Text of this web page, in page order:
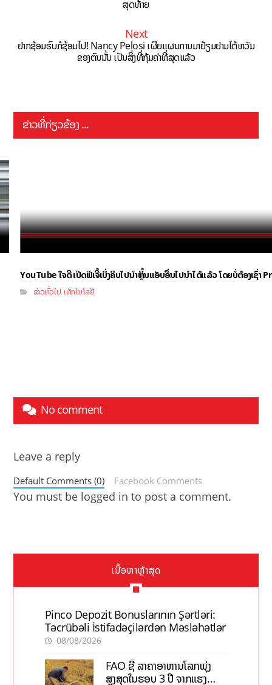
ສຸດທ້າຍ
Next
ຢາກຊ້ອມຮົບກໍຊ້ອມໄປ! Nancy Pelosi ເຜີຍແຜນການມາຢ້ຽມຢາມໄຕ້ຫວັນ
ຂອງຕົນນັ້ນ ເປັນສິ່ງທີ່ກຸ້ມຄ່າທີ່ສຸດແລ້ວ
ຂ່າວທີ່ກ່ຽວຂ້ອງ ...
YouTube ໃຈດີ ເປີດຟີເຈີ້ເບິ່ງຄິບໄປນຳຫຼິ້ນແອັບອື່ນໄປນຳໄດ້ແລ້ວ ໂດຍບໍ່ຕ້ອງເຊົ່າ
ຂ່າວທົ່ວໄປ ,ເທັກໂນໂລຢີ
No comment
Leave a reply
Default Comments (0) Facebook Comments
You must be logged in to post a comment.
ເນື້ອຫາຫຼ້າສຸດ
Pinco Depozit Bonuslarının Şərtləri:
Təcrübəli İstifadəçilərdən Məsləhətlər
08/08/2026
FAO ຊີ້ ລາຄາອາຫານໂລກພຸ່ງ
ສູງສຸດໃນຮອບ 3 ປີ ຈາກແຮງ